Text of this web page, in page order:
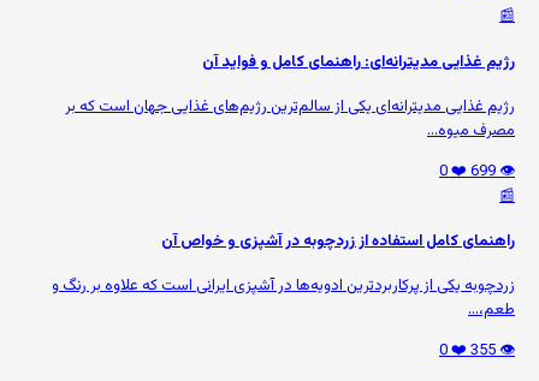
📰
رژیم غذایی مدیترانه‌ای: راهنمای کامل و فواید آن
رژیم غذایی مدیترانه‌ای یکی از سالم‌ترین رژیم‌های غذایی جهان است که بر
مصرف میوه‌...
👁️ 699
❤️ 0
📰
راهنمای کامل استفاده از زردچوبه در آشپزی و خواص آن
زردچوبه یکی از پرکاربردترین ادویه‌ها در آشپزی ایرانی است که علاوه بر رنگ و
طعم،...
👁️ 355
❤️ 0